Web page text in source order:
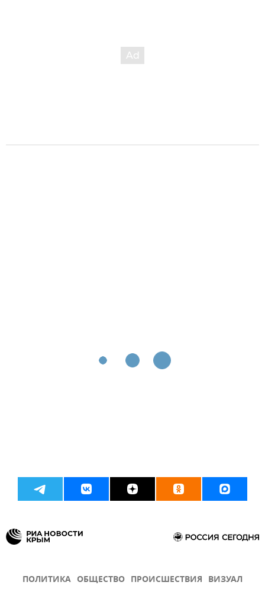
ПОЛИТИКА ОБЩЕСТВО ПРОИСШЕСТВИЯ ВИЗУАЛ